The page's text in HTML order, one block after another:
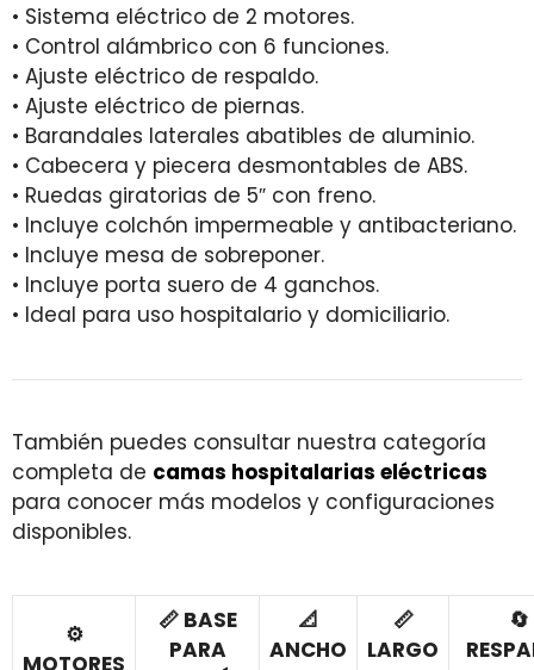
• Sistema eléctrico de 2 motores.
• Control alámbrico con 6 funciones.
• Ajuste eléctrico de respaldo.
• Ajuste eléctrico de piernas.
• Barandales laterales abatibles de aluminio.
• Cabecera y piecera desmontables de ABS.
• Ruedas giratorias de 5″ con freno.
• Incluye colchón impermeable y antibacteriano.
• Incluye mesa de sobreponer.
• Incluye porta suero de 4 ganchos.
• Ideal para uso hospitalario y domiciliario.
También puedes consultar nuestra categoría
completa de camas hospitalarias eléctricas
para conocer más modelos y configuraciones
disponibles.
⚙️
📏 BASE
PARA
📐
ANCHO
📏
LARGO
🔄